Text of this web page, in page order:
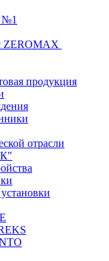
№1
ZEROMAX
продукция
отрасли